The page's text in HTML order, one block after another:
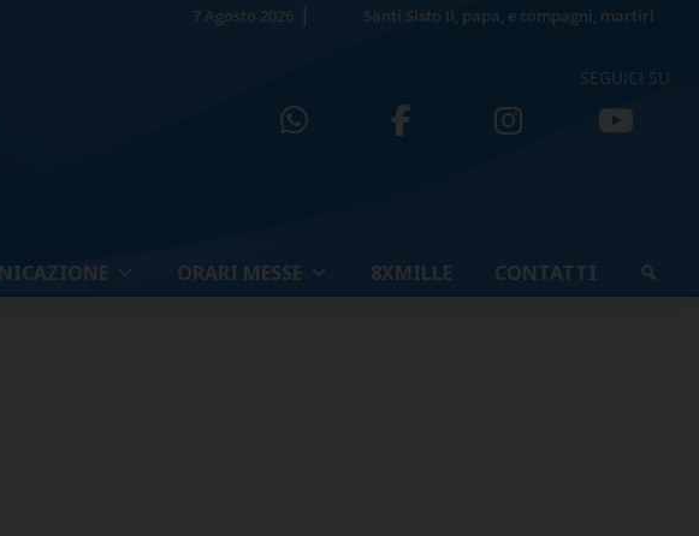
7 Agosto 2026 Santi Sisto II, papa, e compagni, martiri
SEGUICI SU
ORARI MESSE 8XMILLE CONTATTI